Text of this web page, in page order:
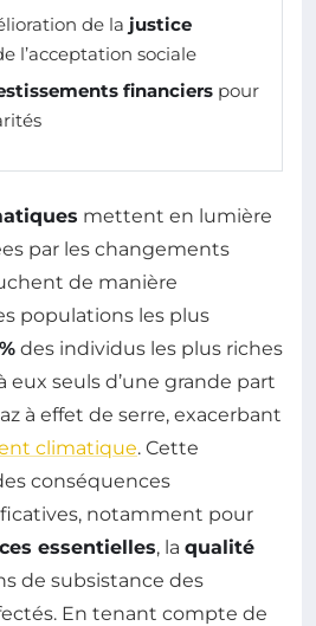
de la justice
l’acceptation sociale
financiers pour
mettent en lumière
par les changements
de manière
populations les plus
des individus les plus riches
eux seuls d’une grande part
à effet de serre, exacerbant
climatique. Cette
conséquences
notamment pour
essentielles, la qualité
de subsistance des
En tenant compte de